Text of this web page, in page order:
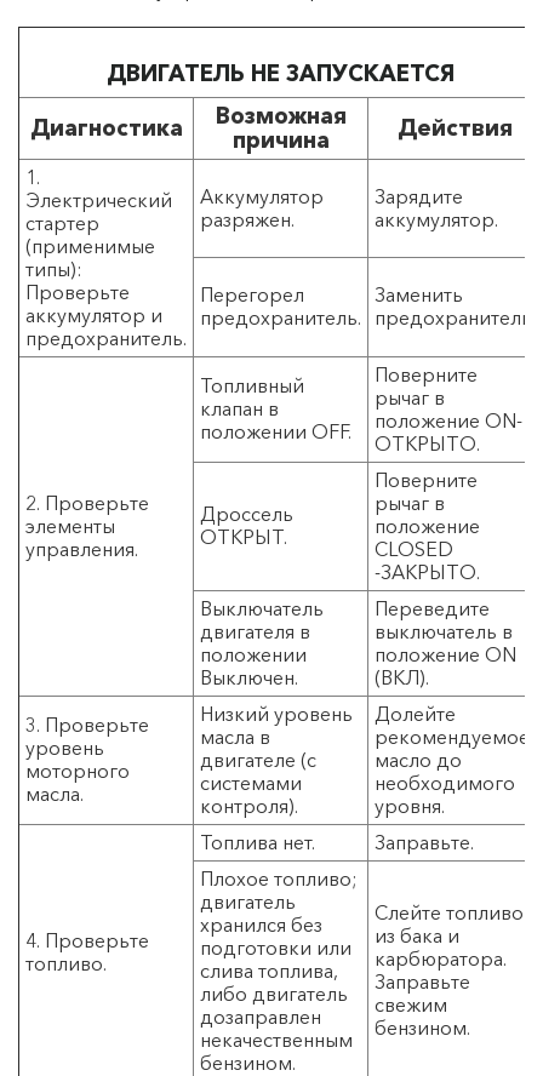
ДВИГАТЕЛЬ НЕ ЗАПУСКАЕТСЯ
Диагностика
Возможная
причина
Действия
1.
Электрический
стартер
(применимые
типы):
Проверьте
аккумулятор и
предохранитель.
Аккумулятор
разряжен.
Зарядите
аккумулятор.
Перегорел
предохранитель.
Заменить
предохранитель.
2. Проверьте
элементы
управления.
Топливный
клапан в
положении OFF.
Поверните
рычаг в
положение ON-
ОТКРЫТО.
Дроссель
ОТКРЫТ.
Поверните
рычаг в
положение
CLOSED
-ЗАКРЫТО.
Выключатель
двигателя в
положении
Выключен.
Переведите
выключатель в
положение ON
(ВКЛ).
3. Проверьте
уровень
моторного
масла.
Низкий уровень
масла в
двигателе (с
системами
контроля).
Долейте
рекомендуемое
масло до
необходимого
уровня.
4. Проверьте
топливо.
Топлива нет.
Заправьте.
Плохое топливо;
двигатель
хранился без
подготовки или
слива топлива,
либо двигатель
дозаправлен
некачественным
бензином.
Слейте топливо
из бака и
карбюратора.
Заправьте
свежим
бензином.